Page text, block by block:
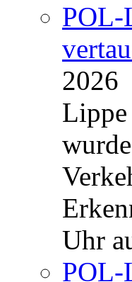
POL-
2026
Lippe
Uhr
POL-